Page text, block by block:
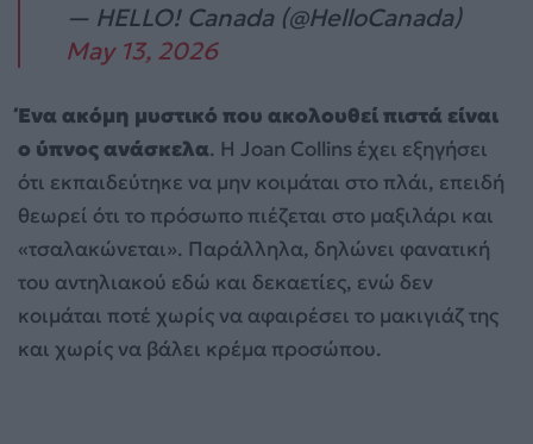
— HELLO! Canada (@HelloCanada)
May 13, 2026
Ένα ακόμη μυστικό που ακολουθεί πιστά είναι
ο ύπνος ανάσκελα. Η Joan Collins έχει εξηγήσει
ότι εκπαιδεύτηκε να μην κοιμάται στο πλάι, επειδή
θεωρεί ότι το πρόσωπο πιέζεται στο μαξιλάρι και
«τσαλακώνεται». Παράλληλα, δηλώνει φανατική
του αντηλιακού εδώ και δεκαετίες, ενώ δεν
κοιμάται ποτέ χωρίς να αφαιρέσει το μακιγιάζ της
και χωρίς να βάλει κρέμα προσώπου.